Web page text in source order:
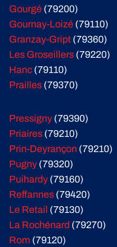
Gourgé (79200)
Gournay-Loizé (79110)
Granzay-Gript (79360)
Les Groseillers (79220)
Hanc (79110)
Prailles (79370)
Pressigny (79390)
Priaires (79210)
Prin-Deyrançon (79210)
Pugny (79320)
Puihardy (79160)
Reffannes (79420)
Le Retail (79130)
La Rochénard (79270)
Rom (79120)